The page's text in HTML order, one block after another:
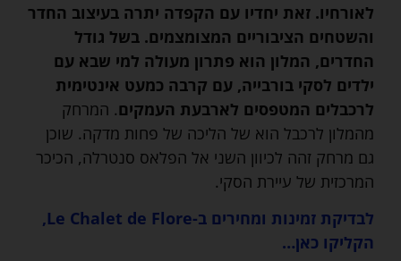
לאורחיו. זאת יחדיו עם הקפדה יתרה בעיצוב החדר
והשטחים הציבוריים המצומצמים. בשל גודל
החדרים, המלון הוא פתרון מעולה למי שבא עם
ילדים לסקי בורבייה, עם קרבה כמעט אינטימית
לרכבלים המטפסים לארבעת העמקים. המרחק
מהמלון לרכבל הוא של הליכה של פחות מדקה. שוכן
גם מרחק זהה לכיוון השני אל הפלאס סנטרלה, הכיכר
המרכזית של עיירת הסקי.
לבדיקת זמינות ומחירים ב-Le Chalet de Flore,
הקליקו כאן…